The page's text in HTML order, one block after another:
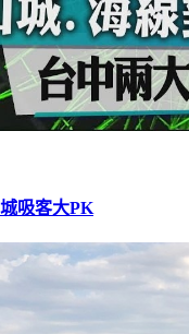
吸客大PK